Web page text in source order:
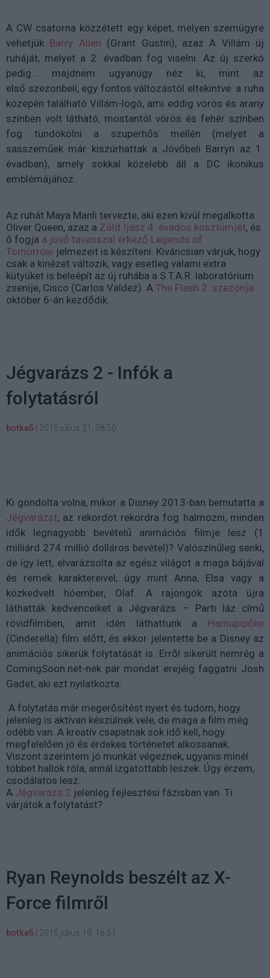
A CW csatorna közzétett egy képet, melyen szemügyre
vehetjük Barry Allen (Grant Gustin), azaz A Villám új
ruháját, melyet a 2. évadban fog viselni. Az új szerkó
pedig… majdnem ugyanúgy néz ki, mint az
első szezonbeli, egy fontos változástól eltekintve: a ruha
közepén található Villám-logó, ami eddig vörös és arany
színben volt látható, mostantól vörös és fehér színben
fog tündökölni a szuperhős mellén (melyet a
sasszeműek már kiszúrhattak a Jövőbeli Barryn az 1.
évadban), amely sokkal közelebb áll a DC ikonikus
emblémájához.
Az ruhát Maya Manli tervezte, aki ezen kívül megalkotta
Oliver Queen, azaz a Zöld Íjász 4. évados kosztümjét, és
ő fogja a jövő tavasszal érkező Legends of
Tomorrow jelmezeit is készíteni. Kiváncsian várjuk, hogy
csak a kinézet változik, vagy esetleg valami extra
kütyüket is beleépít az új ruhába a S.T.A.R. laboratórium
zsenije, Cisco (Carlos Valdez). A The Flash 2. szezonja
október 6-án kezdődik.
Jégvarázs 2 - Infók a
folytatásról
botka5 2015 július 21. 08:50
Ki gondolta volna, mikor a Disney 2013-ban bemutatta a
Jégvarázst, az rekordot rekordra fog halmozni, minden
idők legnagyobb bevételű animációs filmje lesz (1
milliárd 274 millió dolláros bevétel)? Valószínűleg senki,
de így lett, elvarázsolta az egész világot a maga bájával
és remek karaktereivel, úgy mint Anna, Elsa vagy a
közkedvelt hóember, Olaf. A rajongók azóta újra
láthatták kedvenceiket a Jégvarázs – Parti láz című
rövidfilmben, amit idén láthattunk a Hamupipőke
(Cinderella) film előtt, és ekkor jelentette be a Disney az
animációs sikerük folytatását is. Erről sikerült nemrég a
ComingSoon.net-nek pár mondat erejéig faggatni Josh
Gadet, aki ezt nyilatkozta:
A folytatás már megerősítést nyert és tudom, hogy
jelenleg is aktívan készülnek vele, de maga a film még
odébb van. A kreatív csapatnak sok idő kell, hogy
megfelelően jó és érdekes történetet alkossanak.
Viszont szerintem jó munkát végeznek, ugyanis minél
többet hallok róla, annál izgatottabb leszek. Úgy érzem,
csodálatos lesz.
A Jégvarázs 2 jelenleg fejlesztési fázisban van. Ti
várjátok a folytatást?
Ryan Reynolds beszélt az X-
Force filmről
botka5 2015 július 19. 16:51